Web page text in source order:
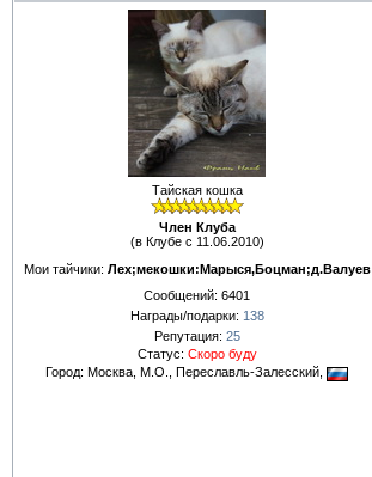
Тайская кошка
Член Клуба
(в Клубе с 11.06.2010)
Мои тайчики: Лех;мекошки:Марыся,Боцман;д.Валуев
Сообщений: 6401
Награды/подарки: 138
Репутация: 25
Статус: Скоро буду
Город: Москва, М.О., Переславль-Залесский,